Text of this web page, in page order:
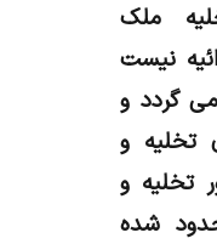
ملک
نیست
گردد و
تخلیه و
تخلیه و
شده